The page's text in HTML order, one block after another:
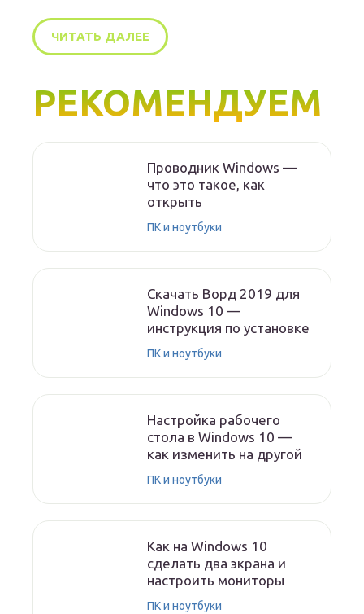
ЧИТАТЬ ДАЛЕЕ
РЕКОМЕНДУЕМ
Проводник Windows —
что это такое, как
открыть
ПК и ноутбуки
Скачать Ворд 2019 для
Windows 10 —
инструкция по установке
ПК и ноутбуки
Настройка рабочего
стола в Windows 10 —
как изменить на другой
ПК и ноутбуки
Как на Windows 10
сделать два экрана и
настроить мониторы
ПК и ноутбуки